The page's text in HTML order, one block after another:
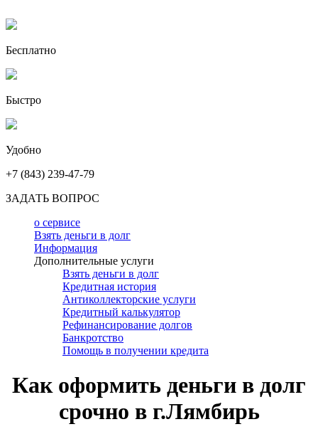
Бесплатно
Быстро
Удобно
+7 (843) 239-47-79
ЗАДАТЬ ВОПРОС
о сервисе
Взять деньги в долг
Информация
Дополнительные услуги
Взять деньги в долг
Кредитная история
Антиколлекторские услуги
Кредитный калькулятор
Рефинансирование долгов
Банкротство
Помощь в получении кредита
Как оформить деньги в долг
срочно в г.Лямбирь